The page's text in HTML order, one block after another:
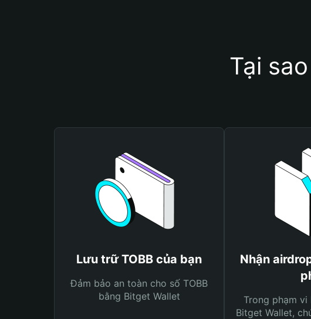
Tại
Lưu trữ TOBB của bạn
Đảm bảo an toàn cho số TOBB
bằng Bitget Wallet
Nhận
Trong phạm
Bitget Wallet,